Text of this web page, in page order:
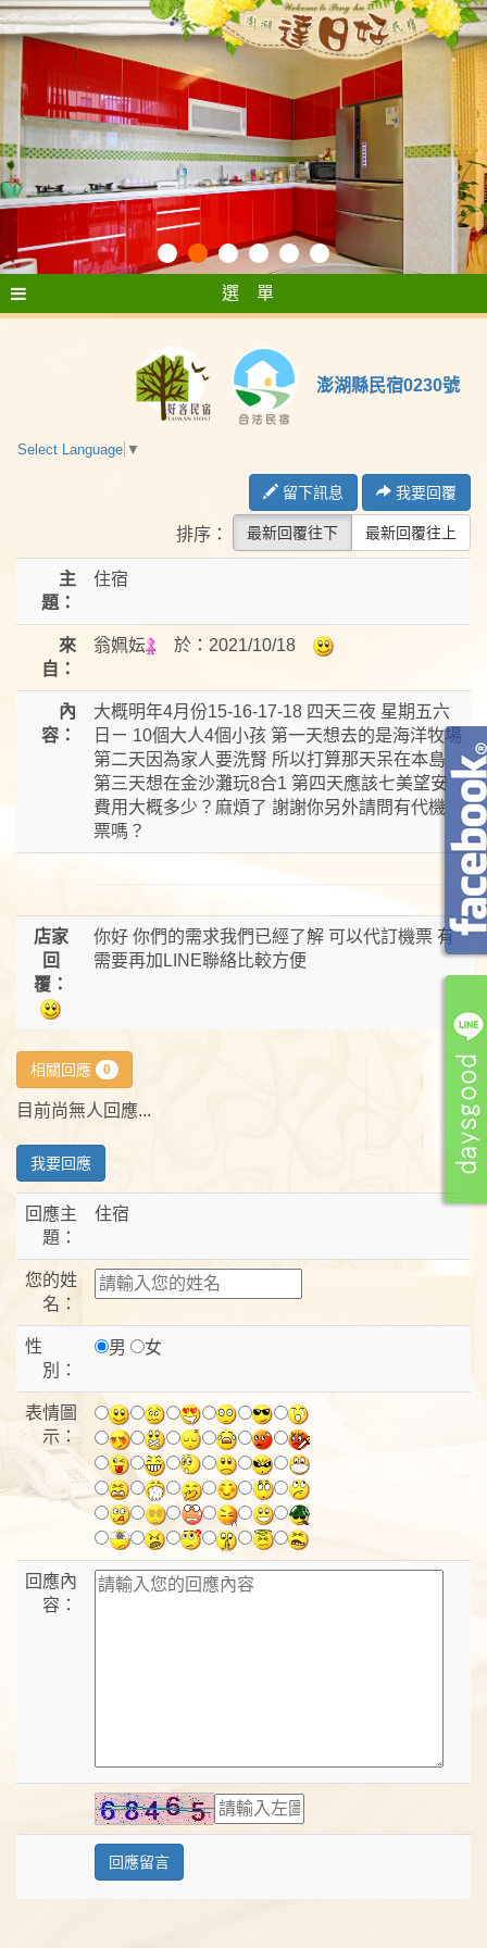
選 單
澎湖縣民宿0230號
Select Language ▼
留下訊息 我要回覆
排序： 最新回覆往下 最新回覆往上
主
題：
住宿
來
自：
翁姵妘 於： 2021/10/18
內
容：
大概明年4月份15-16-17-18 四天三夜 星期五六
日ㄧ 10個大人4個小孩 第一天想去的是海洋牧場
第二天因為家人要洗腎 所以打算那天呆在本島
第三天想在金沙灘玩8合1 第四天應該七美望安
費用大概多少？麻煩了 謝謝你另外請問有代機
票嗎？
店家
回
覆：
你好 你們的需求我們已經了解 可以代訂機票 有
需要再加LINE聯絡比較方便
相關回應 0
目前尚無人回應...
我要回應
回應主
題：
住宿
您的姓
名：
性
別：
男 女
表情圖
示：
回應內
容：